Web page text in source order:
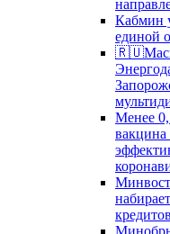
Кабмин
единой
Менее
вакцина